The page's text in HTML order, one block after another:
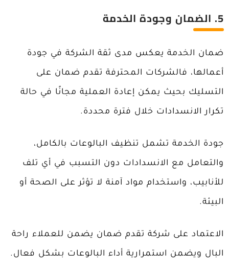
5. الضمان وجودة الخدمة
ضمان الخدمة يعكس مدى ثقة الشركة في جودة
أعمالها، فالشركات المحترفة تقدم ضمان على
التسليك بحيث يمكن إعادة العملية مجانًا في حالة
تكرار الانسدادات خلال فترة محددة.
جودة الخدمة تشمل تنظيف البالوعات بالكامل،
والتعامل مع الانسدادات دون التسبب في أي تلف
للأنابيب، واستخدام مواد آمنة لا تؤثر على الصحة أو
البيئة.
الاعتماد على شركة تقدم ضمان يضمن للعملاء راحة
البال ويضمن استمرارية أداء البالوعات بشكل فعال.